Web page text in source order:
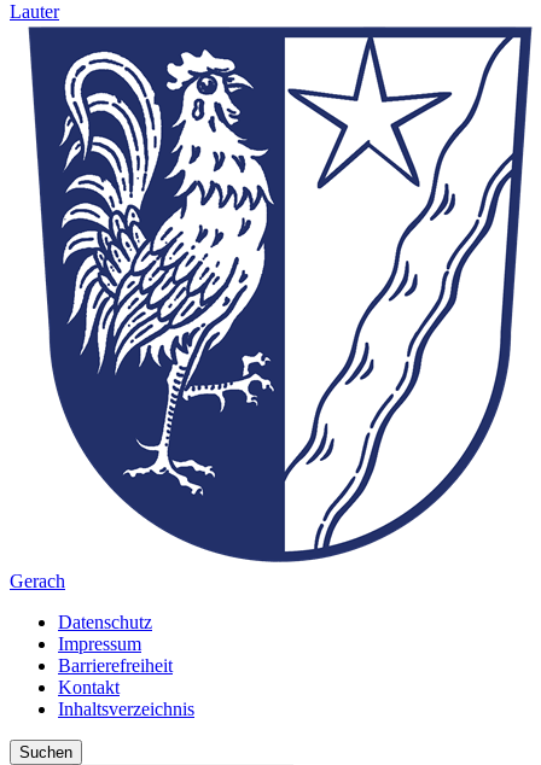
Lauter
Gerach
Datenschutz
Impressum
Barrierefreiheit
Kontakt
Inhaltsverzeichnis
Suchen